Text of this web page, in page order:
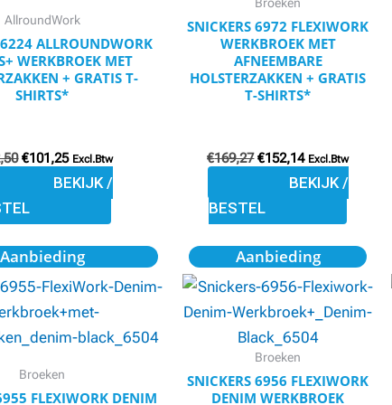
AllroundWork
ALLROUNDWORK
WERKBROEK MET
+ GRATIS T-
SHIRTS*
€101,25 Excl.Btw
BEKIJK /
kan
gekozen
worden
op
productpagina
SNICKERS 6972 FLEXIWORK
WERKBROEK MET
AFNEEMBARE
HOLSTERZAKKEN + GRATIS
T-SHIRTS*
€169,27 €152,14 Excl.Btw
BEKIJK /
BESTEL
kan
gekozen
worden
op
productpagina
Aanbieding
Broeken
FLEXIWORK DENIM
Oorspronkelijke
prijs
was:
€161,50.
Huidige
prijs
is:
€145,35.
Dit
product
heeft
meerdere
Deze
Aanbieding
Broeken
SNICKERS 6956 FLEXIWORK
DENIM WERKBROEK
Oorspronkelijke
prijs
was:
€148,87.
Huidige
prijs
is:
€133,95.
Dit
product
heeft
meerdere
variaties.
Deze